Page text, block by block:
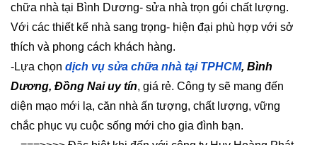
chữa nhà tại Bình Dương- sửa nhà trọn gói chất lượng.
Với các thiết kế nhà sang trọng- hiện đại phù hợp với sở
thích và phong cách khách hàng.
-Lựa chọn dịch vụ sửa chữa nhà tại TPHCM, Bình
Dương, Đồng Nai uy tín, giá rẻ. Công ty sẽ mang đến
diện mạo mới lạ, căn nhà ấn tượng, chất lượng, vững
chắc phục vụ cuộc sống mới cho gia đình bạn.